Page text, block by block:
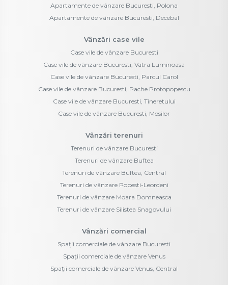
Apartamente de vânzare Bucuresti, Polona
Apartamente de vânzare Bucuresti, Decebal
Vânzări case vile
Case vile de vânzare Bucuresti
Case vile de vânzare Bucuresti, Vatra Luminoasa
Case vile de vânzare Bucuresti, Parcul Carol
Case vile de vânzare Bucuresti, Pache Protopopescu
Case vile de vânzare Bucuresti, Tineretului
Case vile de vânzare Bucuresti, Mosilor
Vânzări terenuri
Terenuri de vânzare Bucuresti
Terenuri de vânzare Buftea
Terenuri de vânzare Buftea, Central
Terenuri de vânzare Popesti-Leordeni
Terenuri de vânzare Moara Domneasca
Terenuri de vânzare Silistea Snagovului
Vânzări comercial
Spații comerciale de vânzare Bucuresti
Spații comerciale de vânzare Venus
Spații comerciale de vânzare Venus, Central